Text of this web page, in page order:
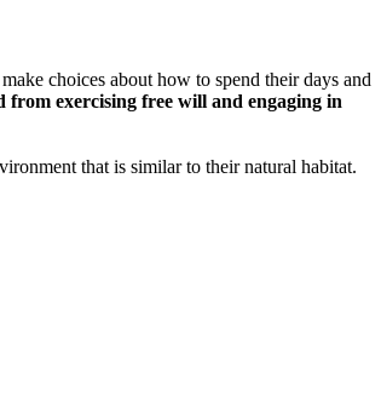
choices about how to spend their days and
exercising free will and engaging in
that is similar to their natural habitat.